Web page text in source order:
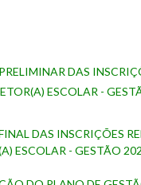
DAS
ESCOLAR -
DAS INSCRIÇÕES
ESCOLAR - GESTÃO